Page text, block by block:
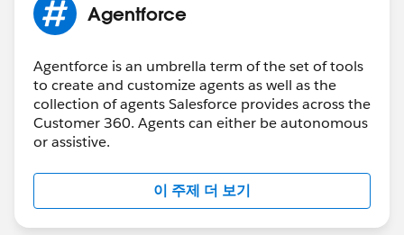
Agentforce
Agentforce is an umbrella term of the set of tools
to create and customize agents as well as the
collection of agents Salesforce provides across the
Customer 360. Agents can either be autonomous
or assistive.
이 주제 더 보기